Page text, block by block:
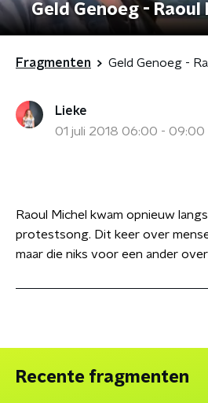
Geld Genoeg - Raoul
Fragmenten Geld Genoeg -
Lieke
01 juli 2018 06:00 - 09:00
Raoul Michel kwam opnieuw
protestsong. Dit keer over
maar die niks voor een ander
Recente fragmenten